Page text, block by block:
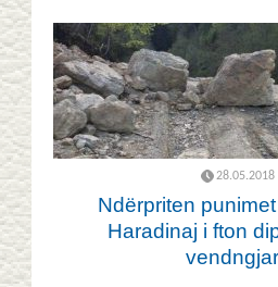
28.05.2018
Ndërpriten
Haradinaj i fton